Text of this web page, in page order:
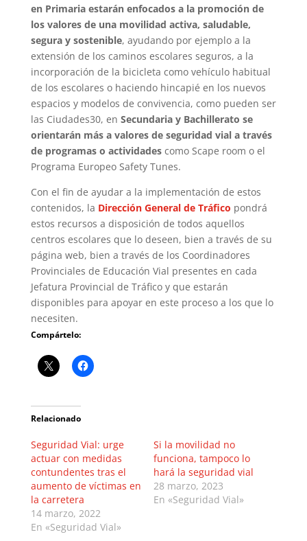
en Primaria estarán enfocados a la promoción de
los valores de una movilidad activa, saludable,
segura y sostenible, ayudando por ejemplo a la
extensión de los caminos escolares seguros, a la
incorporación de la bicicleta como vehículo habitual
de los escolares o haciendo hincapié en los nuevos
espacios y modelos de convivencia, como pueden ser
las Ciudades30, en Secundaria y Bachillerato se
orientarán más a valores de seguridad vial a través
de programas o actividadescomo Scape room o el
Programa Europeo Safety Tunes.
Con el fin de ayudar a la implementación de estos
contenidos, la Dirección General de Tráfico pondrá
estos recursos a disposición de todos aquellos
centros escolares que lo deseen, bien a través de su
página web, bien a través de los Coordinadores
Provinciales de Educación Vial presentes en cada
Jefatura Provincial de Tráfico y que estarán
disponibles para apoyar en este proceso a los que lo
necesiten.
Compártelo:
Relacionado
Seguridad Vial: urge
actuar con medidas
contundentes tras el
aumento de víctimas en
la carretera
14 marzo, 2022
En «Seguridad Vial»
Si la movilidad no
funciona, tampoco lo
hará la seguridad vial
28 marzo, 2023
En «Seguridad Vial»